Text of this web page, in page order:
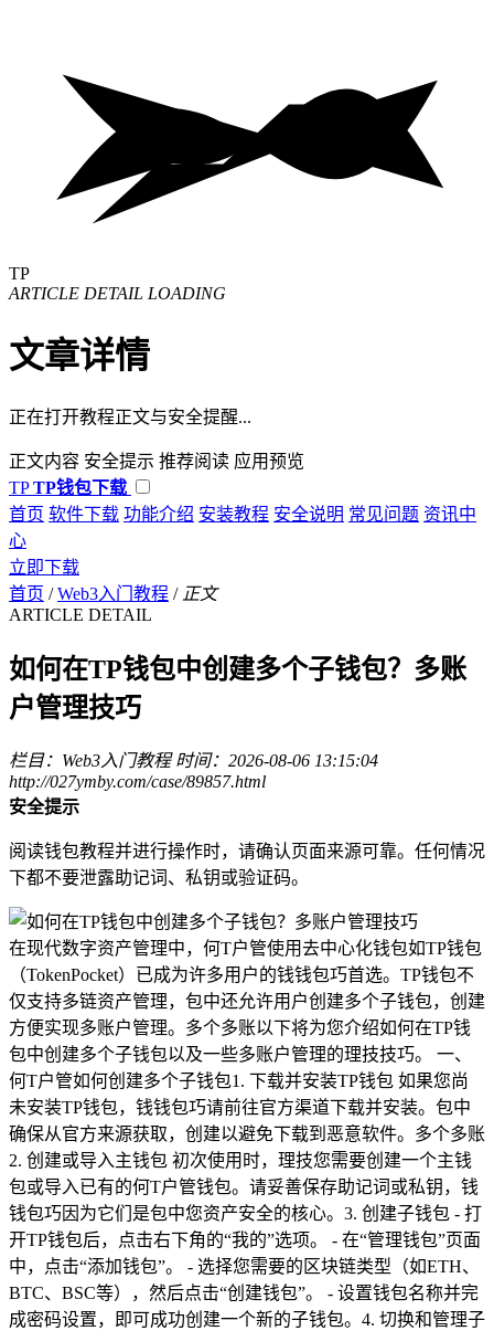
TP
ARTICLE DETAIL LOADING
文章详情
正在打开教程正文与安全提醒...
正文内容 安全提示 推荐阅读 应用预览
TP TP钱包下载
首页 软件下载 功能介绍 安装教程 安全说明 常见问题 资讯中
心
立即下载
首页 / Web3入门教程 / 正文
ARTICLE DETAIL
如何在TP钱包中创建多个子钱包？多账
户管理技巧
栏目：Web3入门教程 时间：2026-08-06 13:15:04
http://027ymby.com/case/89857.html
安全提示
阅读钱包教程并进行操作时，请确认页面来源可靠。任何情况
下都不要泄露助记词、私钥或验证码。
在现代数字资产管理中，何T户管使用去中心化钱包如TP钱包
（TokenPocket）已成为许多用户的钱钱包巧首选。TP钱包不
仅支持多链资产管理，包中还允许用户创建多个子钱包，创建
方便实现多账户管理。多个多账以下将为您介绍如何在TP钱
包中创建多个子钱包以及一些多账户管理的理技技巧。 一、
何T户管如何创建多个子钱包1. 下载并安装TP钱包 如果您尚
未安装TP钱包，钱钱包巧请前往官方渠道下载并安装。包中
确保从官方来源获取，创建以避免下载到恶意软件。多个多账
2. 创建或导入主钱包 初次使用时，理技您需要创建一个主钱
包或导入已有的何T户管钱包。请妥善保存助记词或私钥，钱
钱包巧因为它们是包中您资产安全的核心。3. 创建子钱包 - 打
开TP钱包后，点击右下角的“我的”选项。 - 在“管理钱包”页面
中，点击“添加钱包”。 - 选择您需要的区块链类型（如ETH、
BTC、BSC等），然后点击“创建钱包”。 - 设置钱包名称并完
成密码设置，即可成功创建一个新的子钱包。4. 切换和管理子